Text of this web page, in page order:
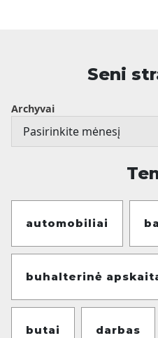
Seni
Archyvai
automobiliai
buhalterinė
butai darbas